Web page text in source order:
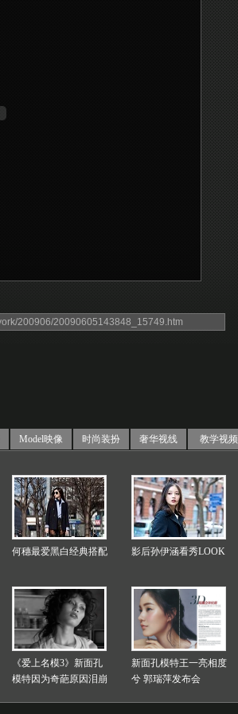
Model映像 时尚装扮 奢华视线 教学视频
何穗最爱黑白经典搭配 影后孙伊涵看秀LOOK
《爱上名模3》新面孔
模特因为奇葩原因泪崩
新面孔模特王一亮相度
兮 郭瑞萍发布会